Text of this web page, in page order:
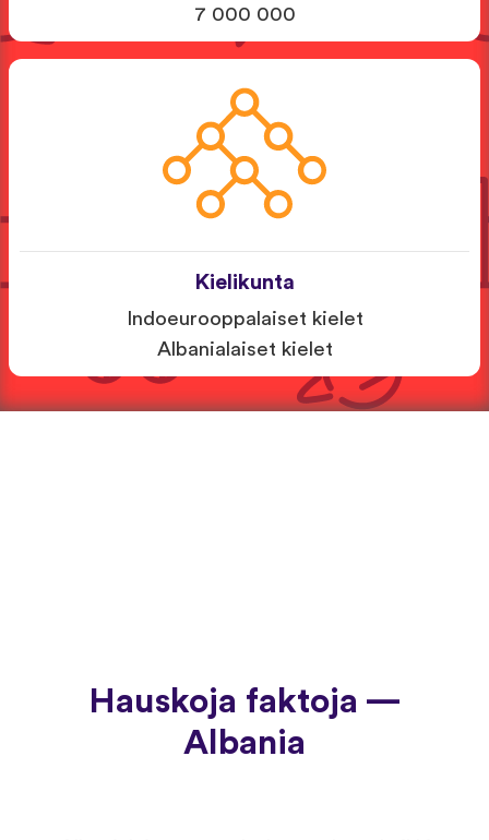
7 000 000
Kielikunta
Indoeurooppalaiset kielet
Albanialaiset kielet
Hauskoja faktoja —
Albania